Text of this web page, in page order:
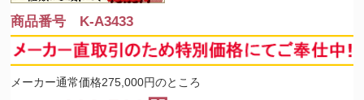
商品番号 K-A3433
メーカー通常価格275,000円のところ